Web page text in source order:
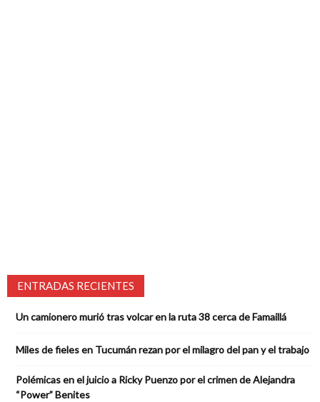
ENTRADAS RECIENTES
Un camionero murió tras volcar en la ruta 38 cerca de Famaillá
Miles de fieles en Tucumán rezan por el milagro del pan y el trabajo
Polémicas en el juicio a Ricky Puenzo por el crimen de Alejandra
“Power” Benites